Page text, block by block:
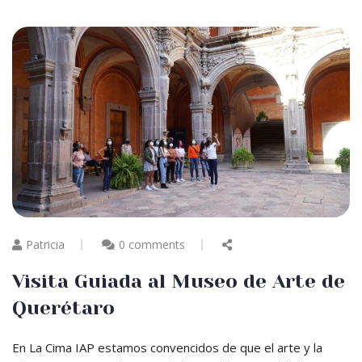
Patricia 0 comments
Visita Guiada al Museo de Arte de
Querétaro
En La Cima IAP estamos convencidos de que el arte y la